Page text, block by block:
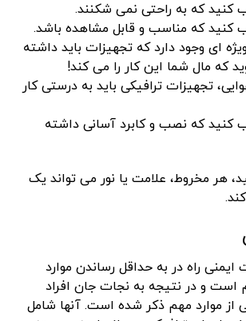
کنید که به راحتی نمی شکنند.
کنید که مناسب و قابل مشاهده باشد.
ای وجود دارد که تجهیزات باید داشته
که مال شما این کار را می کند!
تجهیزات ترافیکی باید به درستی کار
کنید که نصب و کابرد آسانی داشته
هر مخروط، علامت یا نور می تواند یک
ایمنی راه در به حداقل رساندن موارد
است و در نتیجه به نجات جان افراد
از موارد مهم ذکر شده است. آنها شامل